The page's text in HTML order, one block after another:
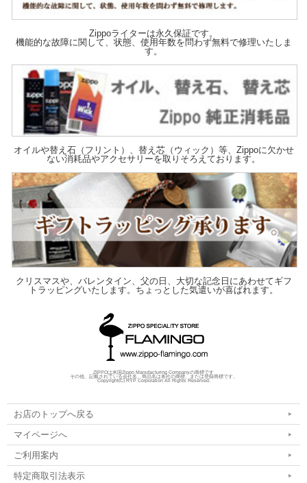
Zippoライターは永久保証です。
機能的な故障に関して、状態、使用年数を問わず無料で修理いたしま
す。
オイルや替え石（フリント）、替え芯（ウィック）等、Zippoに欠かせ
ない消耗品やアクセサリーを取りそろえております。
クリスマスや、バレンタイン、父の日、大切な記念日にあわせてギフ
トラッピングいたします。ちょっとした気遣いが喜ばれます。
ZIPPOは米国Zippo Manufacturing Companyの商標です
その他、記載されている会社名、商品名は各社の商標、または登録商標です。
Copyright(C) RYP Corporation All Rights Reserved.
お店のトップへ戻る
マイページへ
ご利用案内
特定商取引法表示